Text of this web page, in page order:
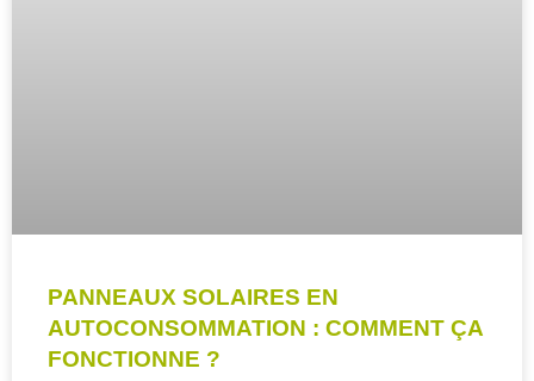
PANNEAUX SOLAIRES EN
AUTOCONSOMMATION : COMMENT ÇA
FONCTIONNE ?